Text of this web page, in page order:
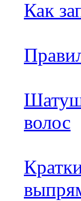
Как
Шатуш
волос